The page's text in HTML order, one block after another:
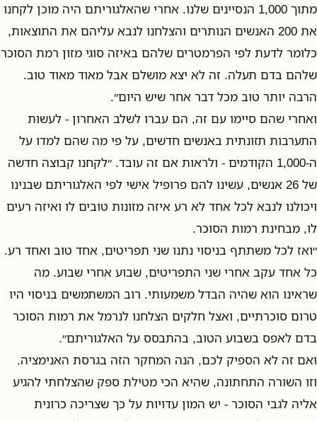
מתוך 1,000 הנסיינים שלנו. אחרי שהאלגוריתם היה מוכן לקחנו
את 200 האנשים הנותרים והצלחנו לנבא עליהם את התוצאות,
כלומר לדעת לפי הפרמטרים שלהם באיזה סוגי מזון רמת הסוכר
שלהם בדם תעלה. זה לא יצא מושלם אבל מאוד מאוד טוב.
הרבה יותר טוב מכל דבר אחר שיש היום״.
ואחרי שהם סיימו עם זה, הם עברו לשלב האחרון - לעשות
התערבות תזונתית באנשים חדשים, על פי מה שהם למדו על
ה-1,000 הקודמים - ולראות אם זה עובד. ״לקחנו קבוצה חדשה
של 26 אנשים, עשינו להם פרופיל אישי לפי האלגוריתם שבנינו
ויכולנו לנבא לכל אחד לא רע איזה מזונות טובים לו ואיזה רעים
לו, מבחינת רמות הסוכר.
״ואז לכל משתתף בניסוי נתנו שני תפריטים, אחד טוב ואחד רע.
כל אחד עקב אחרי שני התפריטים, שבוע אחרי שבוע. מה
שראינו הוא שהיה הבדל משמעותי. רוב המשתמשים בניסוי היו
טרום סוכרתיים, ואצל חלקים הצלחנו לנרמל את רמות הסוכר
בדם לאפס בשבוע הטוב, בהתבסס על האלגוריתם״.
ואם זה לא הספיק לכם, הנה המחקר הזה בגרסת האנימציה.
וזו השורה התחתונה, שהיא הכי מטילת ספק שהצלחתי להגיע
אליה לגבי הסוכר - יש המון עדויות על כך שצריכה כרונית